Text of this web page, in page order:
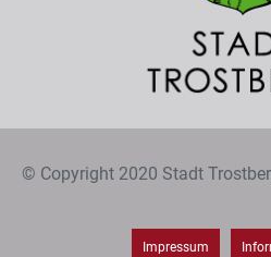
© Copyright 2020 Stadt
Impressum